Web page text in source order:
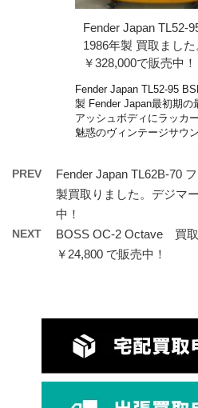
Fender Japan TL52-
1986年製 買取まし
￥328,000で販売中！
Fender Japan TL52-95
製 Fender Japan最初期の
アッシュボディにラッカ
魅惑のヴィンテージサウ
PREV
Fender Japan TL62B-70
製買取りました。デジマ
中！
NEXT
BOSS OC-2 Octave 買
￥24,800 で販売中！